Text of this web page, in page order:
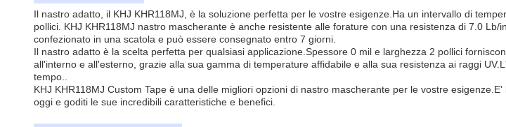
Il nastro adatto, il KHJ KHR118MJ, è la soluzione perfetta per le vostre esigenze.Ha un intervallo di
pollici. KHJ KHR118MJ nastro mascherante è anche resistente alle forature con una resistenza di 7.0
confezionato in una scatola e può essere consegnato entro 7 giorni.
Il nastro adatto è la scelta perfetta per qualsiasi applicazione.Spessore 0 mil e larghezza 2 pollici
all'interno e all'esterno, grazie alla sua gamma di temperature affidabile e alla sua resistenza ai raggi
tempo..
KHJ KHR118MJ Custom Tape è una delle migliori opzioni di nastro mascherante per le vostre
oggi e goditi le sue incredibili caratteristiche e benefici.